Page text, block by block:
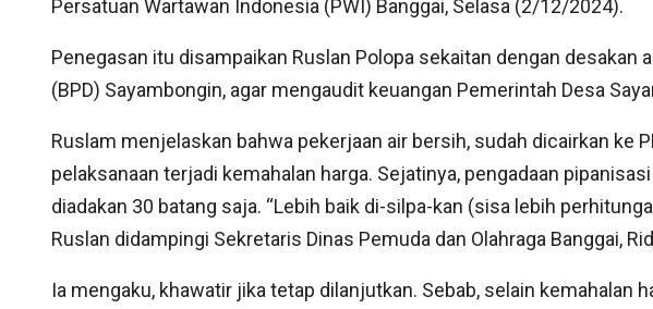
Persatuan Wartawan Indonesia (PWI) Banggai, Selasa (2/12/2024).
Penegasan itu disampaikan Ruslan Polopa sekaitan dengan desakan
(BPD) Sayambongin, agar mengaudit keuangan Pemerintah Desa
Ruslam menjelaskan bahwa pekerjaan air bersih, sudah dicairkan ke
pelaksanaan terjadi kemahalan harga. Sejatinya, pengadaan
diadakan 30 batang saja. “Lebih baik di-silpa-kan (sisa lebih
Ruslan didampingi Sekretaris Dinas Pemuda dan Olahraga Banggai,
Ia mengaku, khawatir jika tetap dilanjutkan. Sebab, selain kemahalan